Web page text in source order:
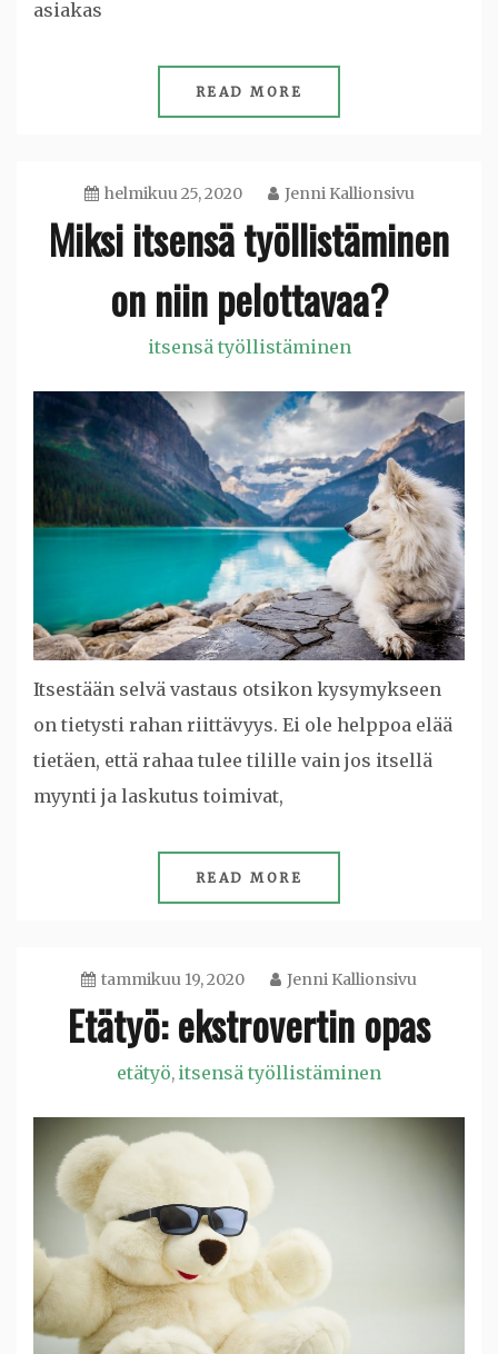
asiakas
READ MORE
helmikuu 25, 2020 Jenni Kallionsivu
Miksi itsensä työllistäminen
on niin pelottavaa?
itsensä työllistäminen
Itsestään selvä vastaus otsikon kysymykseen
on tietysti rahan riittävyys. Ei ole helppoa elää
tietäen, että rahaa tulee tilille vain jos itsellä
myynti ja laskutus toimivat,
READ MORE
tammikuu 19, 2020 Jenni Kallionsivu
Etätyö: ekstrovertin opas
etätyö, itsensä työllistäminen